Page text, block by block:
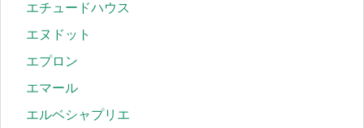
エチュードハウス
エヌドット
エプロン
エマール
エルベシャプリエ